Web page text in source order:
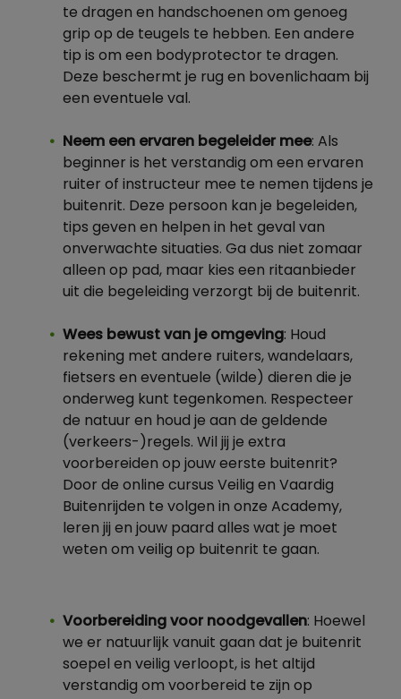
te dragen en handschoenen om genoeg
grip op de teugels te hebben. Een andere
tip is om een bodyprotector te dragen.
Deze beschermt je rug en bovenlichaam bij
een eventuele val.
Neem een ervaren begeleider mee: Als
beginner is het verstandig om een ervaren
ruiter of instructeur mee te nemen tijdens je
buitenrit. Deze persoon kan je begeleiden,
tips geven en helpen in het geval van
onverwachte situaties. Ga dus niet zomaar
alleen op pad, maar kies een ritaanbieder
uit die begeleiding verzorgt bij de buitenrit.
Wees bewust van je omgeving: Houd
rekening met andere ruiters, wandelaars,
fietsers en eventuele (wilde) dieren die je
onderweg kunt tegenkomen. Respecteer
de natuur en houd je aan de geldende
(verkeers-)regels. Wil jij je extra
voorbereiden op jouw eerste buitenrit?
Door de online cursus Veilig en Vaardig
Buitenrijden te volgen in onze Academy,
leren jij en jouw paard alles wat je moet
weten om veilig op buitenrit te gaan.
Voorbereiding voor noodgevallen: Hoewel
we er natuurlijk vanuit gaan dat je buitenrit
soepel en veilig verloopt, is het altijd
verstandig om voorbereid te zijn op